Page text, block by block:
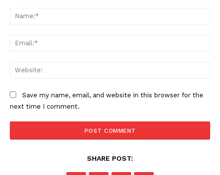
Save my name, email, and website in this browser for the
next time I comment.
SHARE POST: